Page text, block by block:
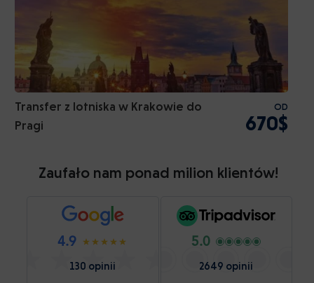
Transfer z lotniska w Krakowie do
Pragi
OD
670$
Zaufało nam ponad milion klientów!
4.9
130 opinii
5.0
2649 opinii